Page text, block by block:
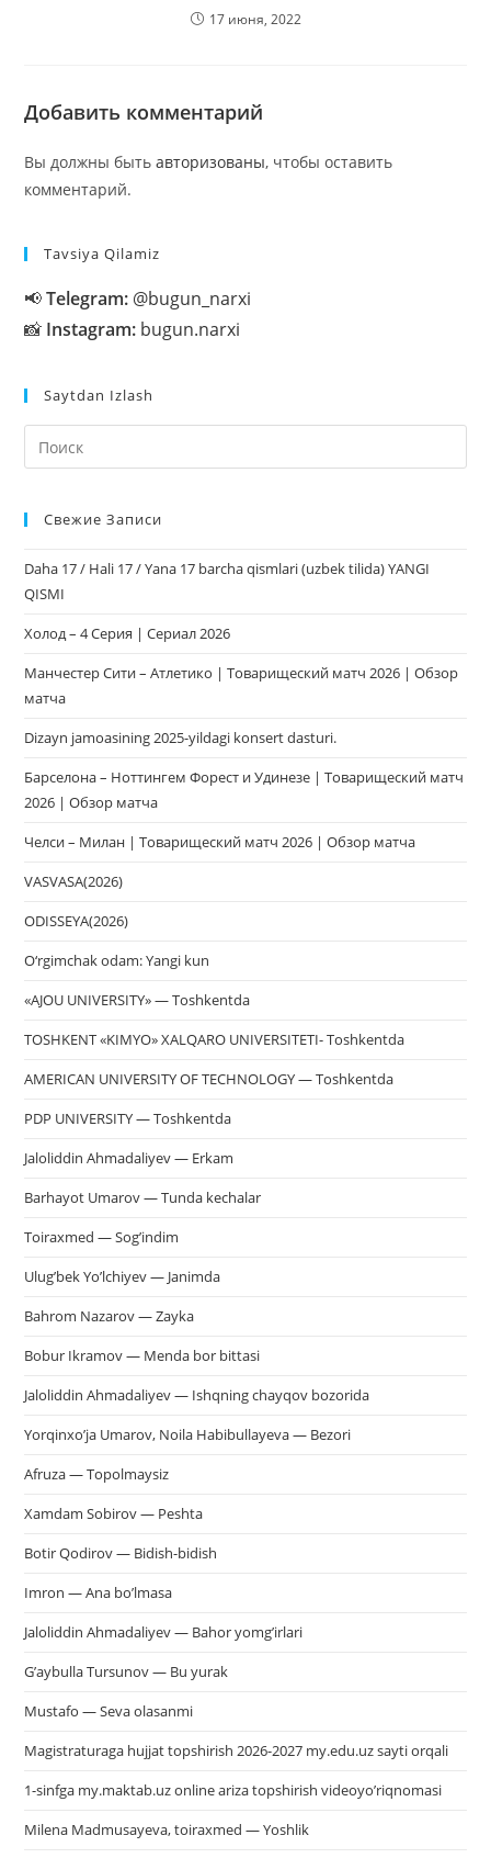
17 июня, 2022
Добавить комментарий
Вы должны бытьавторизованы, чтобы оставить
комментарий.
Tavsiya Qilamiz
📢Telegram: @bugun_narxi
📸 Instagram: bugun.narxi
Saytdan Izlash
Свежие Записи
Daha 17 / Hali 17 / Yana 17 barcha qismlari (uzbek tilida) YANGI
QISMI
Холод – 4 Серия | Сериал 2026
Манчестер Сити – Атлетико | Товарищеский матч 2026 | Обзор
матча
Dizayn jamoasining 2025-yildagi konsert dasturi.
Барселона – Ноттингем Форест и Удинезе | Товарищеский матч
2026 | Обзор матча
Челси – Милан | Товарищеский матч 2026 | Обзор матча
VASVASA(2026)
ODISSEYA(2026)
O‘rgimchak odam: Yangi kun
«AJOU UNIVERSITY» — Toshkentda
TOSHKENT «KIMYO» XALQARO UNIVERSITETI- Toshkentda
AMERICAN UNIVERSITY OF TECHNOLOGY — Toshkentda
PDP UNIVERSITY — Toshkentda
Jaloliddin Ahmadaliyev — Erkam
Barhayot Umarov — Tunda kechalar
Toiraxmed — Sog’indim
Ulug’bek Yo’lchiyev — Janimda
Bahrom Nazarov — Zayka
Bobur Ikramov — Menda bor bittasi
Jaloliddin Ahmadaliyev — Ishqning chayqov bozorida
Yorqinxo’ja Umarov, Noila Habibullayeva — Bezori
Afruza — Topolmaysiz
Xamdam Sobirov — Peshta
Botir Qodirov — Bidish-bidish
Imron — Ana bo’lmasa
Jaloliddin Ahmadaliyev — Bahor yomg’irlari
G’aybulla Tursunov — Bu yurak
Mustafo — Seva olasanmi
Magistraturaga hujjat topshirish 2026-2027 my.edu.uz sayti orqali
1-sinfga my.maktab.uz online ariza topshirish videoyo’riqnomasi
Milena Madmusayeva, toiraxmed — Yoshlik